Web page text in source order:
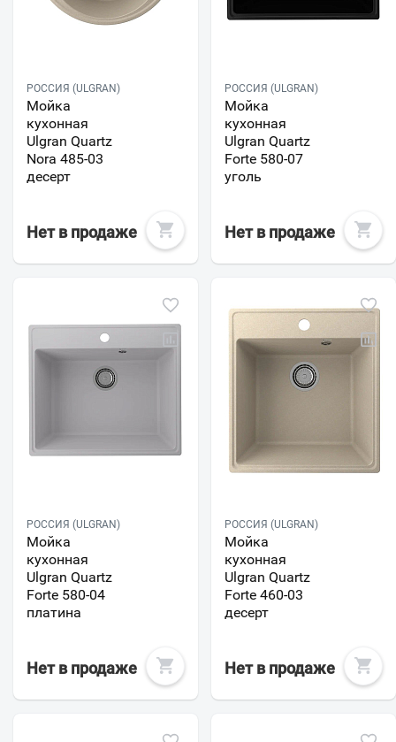
РОССИЯ (ULGRAN)
Мойка
кухонная
Ulgran Quartz
Nora 485-03
десерт
Нет в продаже
РОССИЯ (ULGRAN)
Мойка
кухонная
Ulgran Quartz
Forte 580-07
уголь
Нет в продаже
РОССИЯ (ULGRAN)
Мойка
кухонная
Ulgran Quartz
Forte 580-04
платина
Нет в продаже
РОССИЯ (ULGRAN)
Мойка
кухонная
Ulgran Quartz
Forte 460-03
десерт
Нет в продаже